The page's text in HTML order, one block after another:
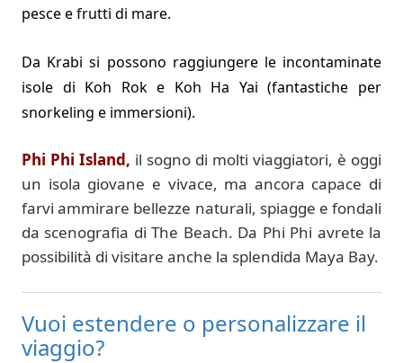
pesce e frutti di mare.
Da Krabi si possono raggiungere le incontaminate
isole di Koh Rok e Koh Ha Yai (fantastiche per
snorkeling e immersioni).
Phi Phi Island, il sogno di molti viaggiatori, è oggi
un isola giovane e vivace, ma ancora capace di
farvi ammirare bellezze naturali, spiagge e fondali
da scenografia di The Beach. Da Phi Phi avrete la
possibilità di visitare anche la splendida Maya Bay.
Vuoi estendere o personalizzare il
viaggio?